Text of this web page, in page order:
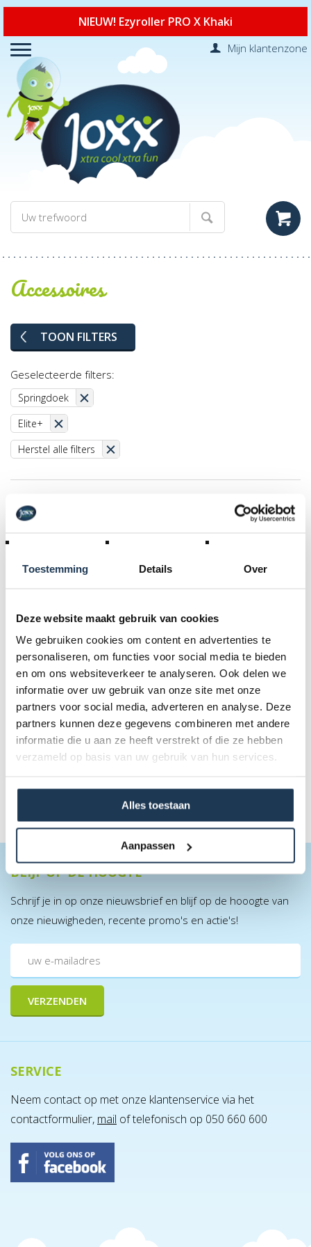
Toestemming Details Over
Deze website maakt gebruik van cookies
We gebruiken cookies om content en advertenties te
personaliseren, om functies voor social media te bieden
en om ons websiteverkeer te analyseren. Ook delen we
informatie over uw gebruik van onze site met onze
partners voor social media, adverteren en analyse. Deze
partners kunnen deze gegevens combineren met andere
informatie die u aan ze heeft verstrekt of die ze hebben
verzameld op basis van uw gebruik van hun services.
Alles toestaan
Aanpassen
NIEUW! Ezyroller PRO X Khaki
Mijn klantenzone
Accessoires
TOON FILTERS
Geselecteerde filters:
Springdoek
Elite+
Herstel alle filters
LEVELS - 3 Schuimballen + Opbergtas
€ 31,00
BLIJF OP DE HOOGTE
Schrijf je in op onze nieuwsbrief en blijf op de hooogte van
onze nieuwigheden, recente promo's en actie's!
SERVICE
Neem contact op met onze klantenservice via het
contactformulier, mail of telefonisch op 050 660 600